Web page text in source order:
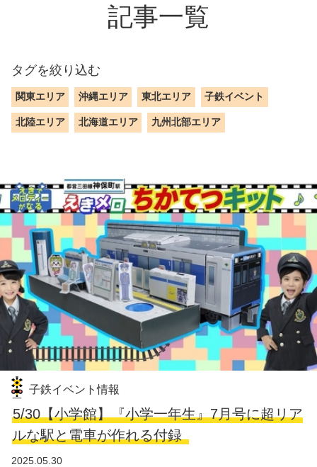
記事一覧
タグを絞り込む
関東エリア 沖縄エリア 東北エリア 子鉄イベント
北陸エリア 北海道エリア 九州北部エリア
子鉄イベント情報
5/30【小学館】『小学一年生』7月号に超リア
ルな駅と電車が作れる付録
2025.05.30